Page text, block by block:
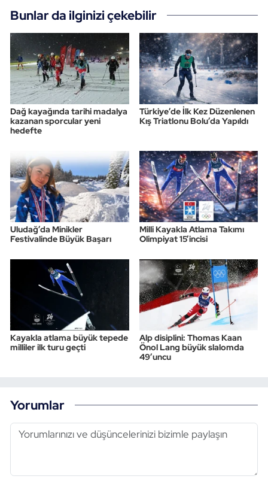
Bunlar da ilginizi çekebilir
Dağ kayağında tarihi madalya
kazanan sporcular yeni
hedefte
Türkiye’de İlk Kez Düzenlenen
Kış Triatlonu Bolu’da Yapıldı
Uludağ’da Minikler
Festivalinde Büyük Başarı
Milli Kayakla Atlama Takımı
Olimpiyat 15’incisi
Kayakla atlama büyük tepede
milliler ilk turu geçti
Alp disiplini: Thomas Kaan
Önol Lang büyük slalomda
49’uncu
Yorumlar
Yelken
Yüzme